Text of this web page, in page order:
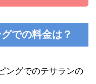
での料金は？
ングでのテサランの